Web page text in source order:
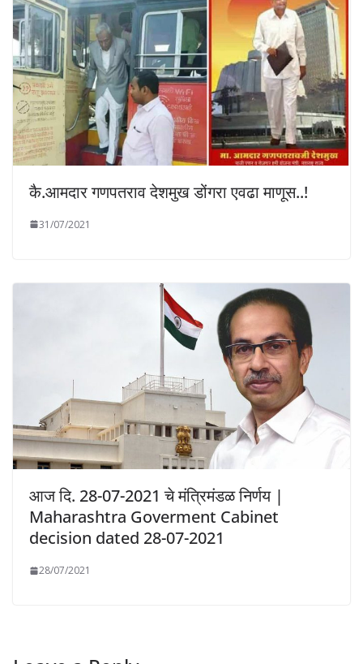
कै.आमदार गणपतराव देशमुख डोंगरा एवढा माणूस..!
31/07/2021
आज दि. 28-07-2021 चे मंत्रिमंडळ निर्णय |
Maharashtra Goverment Cabinet
decision dated 28-07-2021
28/07/2021